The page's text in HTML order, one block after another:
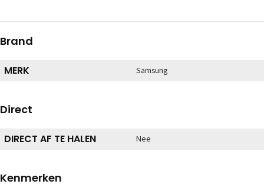
Brand
MERK Samsung
Direct
DIRECT AF TE HALEN Nee
Kenmerken